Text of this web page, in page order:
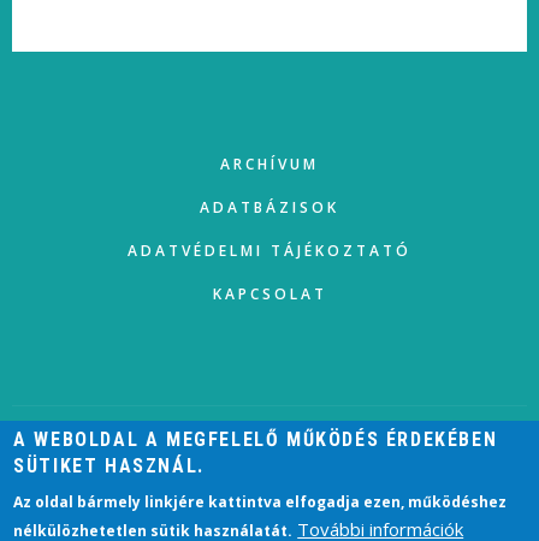
ARCHÍVUM
ADATBÁZISOK
ADATVÉDELMI TÁJÉKOZTATÓ
KAPCSOLAT
USER
MENU
BEJELENTKEZÉS
A WEBOLDAL A MEGFELELŐ MŰKÖDÉS ÉRDEKÉBEN
SÜTIKET HASZNÁL.
Az oldal bármely linkjére kattintva elfogadja ezen, működéshez
nélkülözhetetlen sütik használatát. További információk